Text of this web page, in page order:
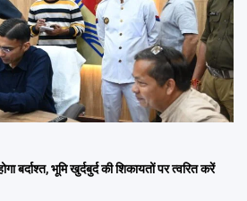
बर्दाश्त, भूमि खुर्दबुर्द की शिकायतों पर त्वरित करें